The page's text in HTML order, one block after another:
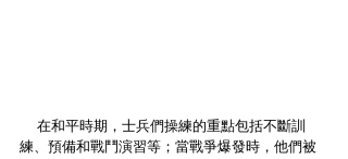
在和平時期，士兵們操練的重點包括不斷訓
練、預備和戰鬥演習等；當戰爭爆發時，他們被